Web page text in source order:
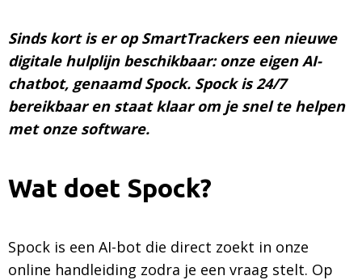
Sinds kort is er op SmartTrackers een nieuwe
digitale hulplijn beschikbaar: onze eigen AI-
chatbot, genaamd Spock. Spock is 24/7
bereikbaar en staat klaar om je snel te helpen
met onze software.
Wat doet Spock?
Spock is een AI-bot die direct zoekt in onze
online handleiding zodra je een vraag stelt. Op